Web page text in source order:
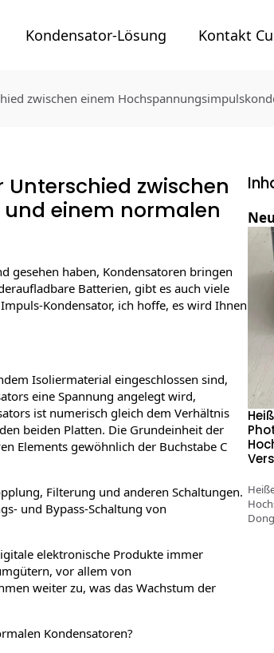
Kondensator-Lösung Kontakt
zwischen einem
zwischen
einem normalen
gesehen haben, Kondensatoren bringen
Batterien, gibt es auch viele
Kondensator, ich hoffe, es wird Ihnen
Isoliermaterial eingeschlossen sind,
eine Spannung angelegt wird,
ist numerisch gleich dem Verhältnis
beiden Platten. Die Grundeinheit der
Elements gewöhnlich der Buchstabe C
Filterung und anderen Schaltungen.
und Bypass-Schaltung von
elektronische Produkte immer
vor allem von
weiter zu, was das Wachstum der
Kondensatoren?
kundenspezifischer
kleine
großer Strom, lange
nicht-standardmäßige,
kundenspezifischer
kleine